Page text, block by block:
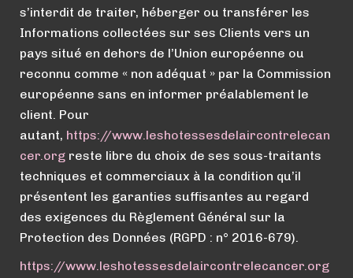
s’interdit de traiter, héberger ou transférer les
Informations collectées sur ses Clients vers un
pays situé en dehors de l’Union européenne ou
reconnu comme « non adéquat » par la Commission
européenne sans en informer préalablement le
client. Pour
autant, https://www.leshotessesdelaircontrelecan
cer.org reste libre du choix de ses sous-traitants
techniques et commerciaux à la condition qu’il
présentent les garanties suffisantes au regard
des exigences du Règlement Général sur la
Protection des Données (RGPD : n° 2016-679).
https://www.leshotessesdelaircontrelecancer.org